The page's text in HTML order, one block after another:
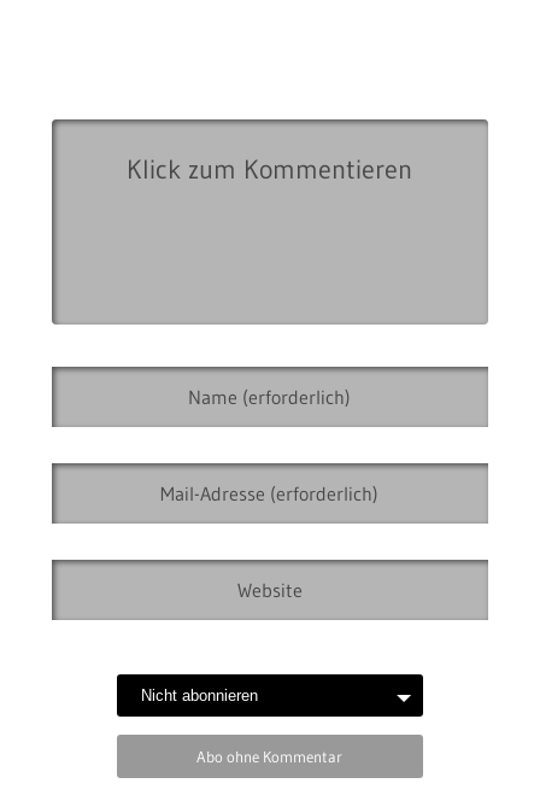
Abo ohne Kommentar